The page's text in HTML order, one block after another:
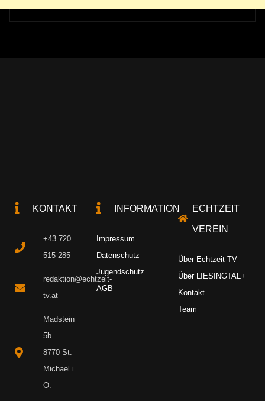
KONTAKT
+43 720
515 285
redaktion@echtzeit-
tv.at
Madstein
5b
8770 St.
Michael i.
O.
INFORMATION
Impressum
Datenschutz
Jugendschutz
AGB
ECHTZEIT
VEREIN
Über Echtzeit-TV
Über LIESINGTAL+
Kontakt
Team